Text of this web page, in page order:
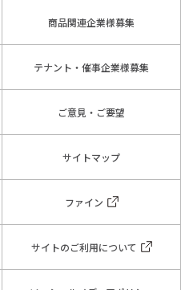
商品関連企業様募集
テナント・催事企業様募集
ご意見・ご要望
サイトマップ
ファイン
サイトのご利用について